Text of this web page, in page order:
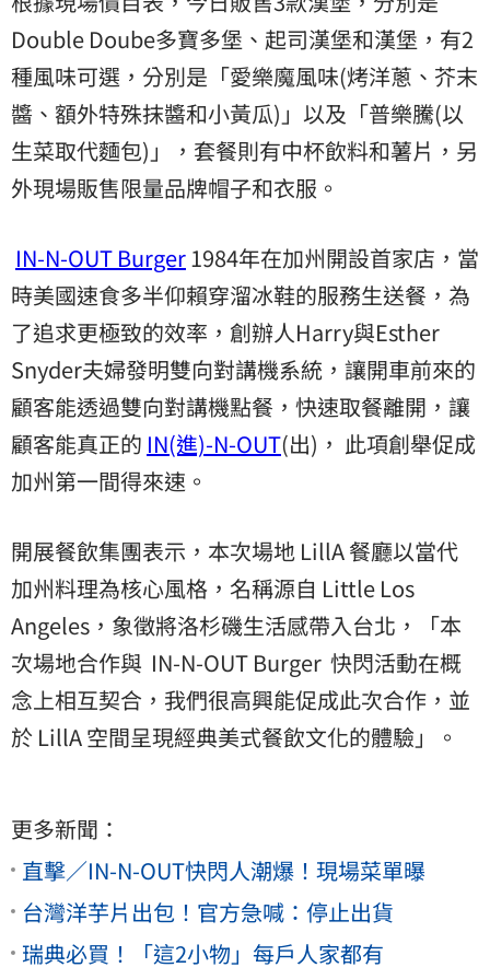
Double Doube多寶多堡、起司漢堡和漢堡，有2
種風味可選，分別是「愛樂魔風味(烤洋蔥、芥末
醬、額外特殊抹醬和小黃瓜)」以及「普樂騰(以
生菜取代麵包)」，套餐則有中杯飲料和薯片，另
外現場販售限量品牌帽子和衣服。
IN-N-OUT Burger1984年在加州開設首家店，當
時美國速食多半仰賴穿溜冰鞋的服務生送餐，為
了追求更極致的效率，創辦人Harry與Esther
Snyder夫婦發明雙向對講機系統，讓開車前來的
顧客能透過雙向對講機點餐，快速取餐離開，讓
顧客能真正的 IN(進)-N-OUT(出)， 此項創舉促成
加州第一間得來速。
開展餐飲集團表示，本次場地 LillA 餐廳以當代
加州料理為核心風格，名稱源自 Little Los
Angeles，象徵將洛杉磯生活感帶入台北，「本
次場地合作與 IN-N-OUT Burger 快閃活動在概
念上相互契合，我們很高興能促成此次合作，並
於 LillA 空間呈現經典美式餐飲文化的體驗」。
更多新聞：
直擊／IN-N-OUT快閃人潮爆！現場菜單曝
台灣洋芋片出包！官方急喊：停止出貨
瑞典必買！「這2小物」每戶人家都有